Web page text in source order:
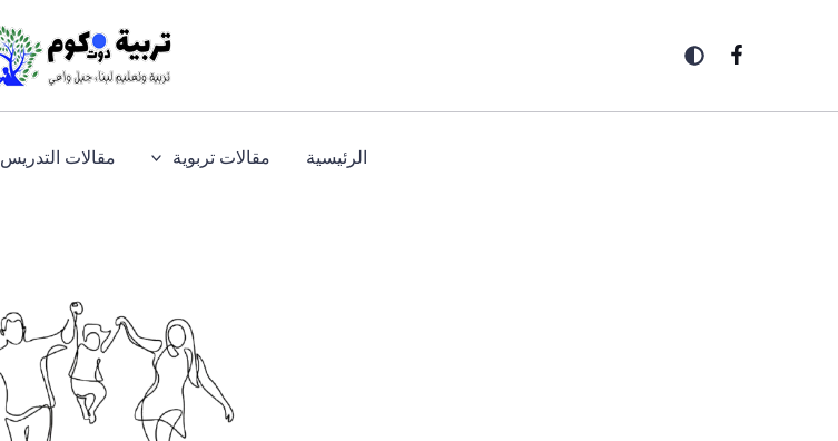
الرئيسية مقالات تربوية مقالات التدريس